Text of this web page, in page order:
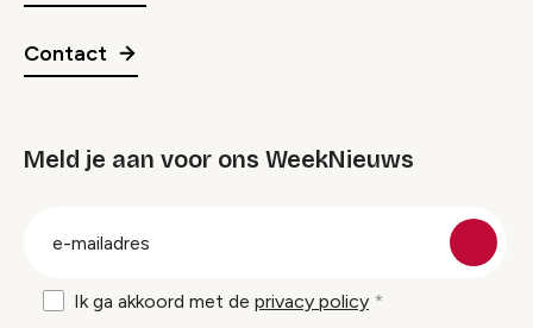
Contact
Meld je aan voor ons WeekNieuws
Ik ga akkoord met de privacy policy